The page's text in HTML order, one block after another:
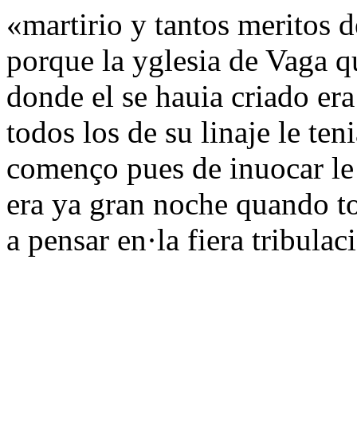
«martirio y tantos meritos
porque la yglesia de Vaga
donde el se hauia criado
todos los de su linaje le
començo pues de inuocar
era ya gran noche quando
a pensar en·la fiera